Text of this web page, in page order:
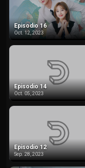
Episodio 16
Oct. 12, 2023
Episodio 14
Oct. 05, 2023
Episodio 12
Sep. 28, 2023